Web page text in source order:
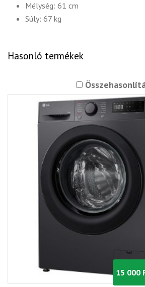
Mélység: 61 cm
Súly: 67 kg
Hasonló termékek
15 000